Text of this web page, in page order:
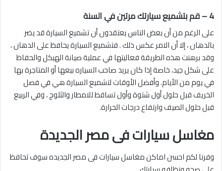
4 – قم بتشميع سيارتك مرتين في السنة
على الرغم من أن بعض الناس يعتقدون أن تشميع السيارة قد يضر
بالدهان ، إلا أن الامر عكس ذلك . فتشميع السيارة يحافظ على الدهان ،
وقد برهنت هذه الطريقة فعاليتها في عملية صيانة الهيكل والحفاظ
على شكل جيد، خاصة إذا كان يريد صاحب السياره بيعها أو المتاجرة بها
في يوم من الأيام. وأفضل الأوقات لتشميع السيارة هي في فصل
الخريف قبل حلول أول شتوة وأول تساقط للامطار والثلوج ، وفي الربيع
قبل حلول الصيف وارتفاع درجات الحرارة.
مغاسل سيارات فى مصر الجديدة
وفرنا لكم احسن اماكن مغاسل سيارات فى مصر الجديده سوف تحافظ